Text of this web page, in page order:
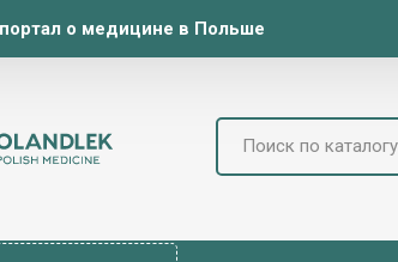
о медицине в Польше